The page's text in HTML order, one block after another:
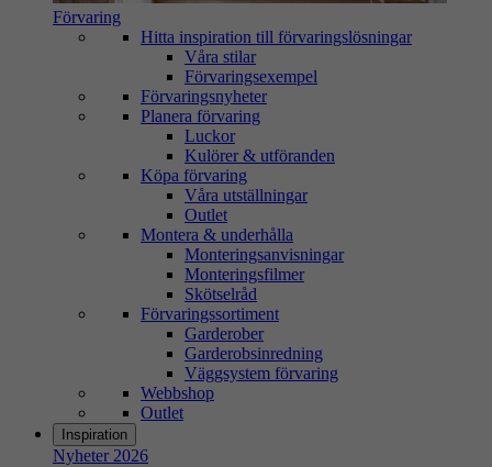
Förvaring
Hitta inspiration till förvaringslösningar
Våra stilar
Förvaringsexempel
Förvaringsnyheter
Planera förvaring
Luckor
Kulörer & utföranden
Köpa förvaring
Våra utställningar
Outlet
Montera & underhålla
Monteringsanvisningar
Monteringsfilmer
Skötselråd
Förvaringssortiment
Garderober
Garderobsinredning
Väggsystem förvaring
Webbshop
Outlet
Inspiration
Nyheter 2026